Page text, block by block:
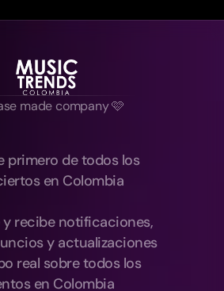
made company 🩷
primero de todos los
en Colombia
y recibe notificaciones,
y actualizaciones
real sobre todos los
en Colombia